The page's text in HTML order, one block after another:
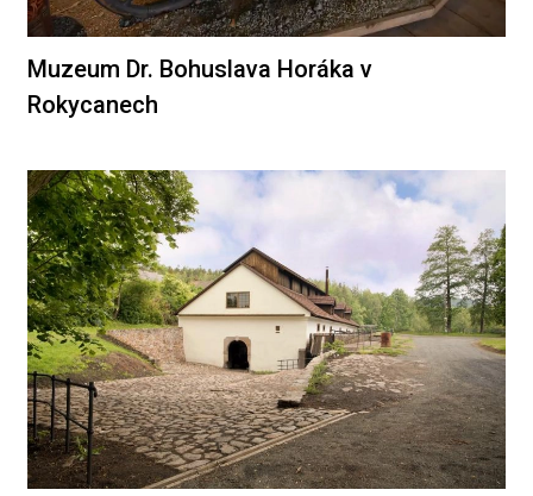
Muzeum Dr. Bohuslava Horáka v
Rokycanech